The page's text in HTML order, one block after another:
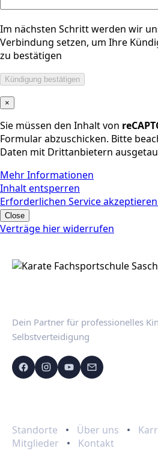
Im nächsten Schritt werden wir
Verbindung setzen, um Ihre
zu bestätigen
×
Sie müssen den Inhalt von
Formular abzuschicken. Bitte
Daten mit Drittanbietern
Mehr Informationen
Inhalt entsperren
Erforderlichen Service
Close
Verträge hier widerrufen
Dein Partner für professionelles
Selbstverteidigung
Standorte
Über uns
Mitglieder
Kontakt